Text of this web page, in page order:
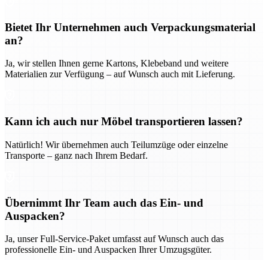
Bietet Ihr Unternehmen auch Verpackungsmaterial
an?
Ja, wir stellen Ihnen gerne Kartons, Klebeband und weitere
Materialien zur Verfügung – auf Wunsch auch mit Lieferung.
Kann ich auch nur Möbel transportieren lassen?
Natürlich! Wir übernehmen auch Teilumzüge oder einzelne
Transporte – ganz nach Ihrem Bedarf.
Übernimmt Ihr Team auch das Ein- und
Auspacken?
Ja, unser Full-Service-Paket umfasst auf Wunsch auch das
professionelle Ein- und Auspacken Ihrer Umzugsgüter.